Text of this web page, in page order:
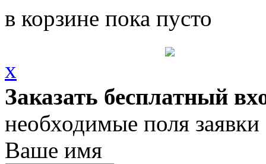
в корзине пока пусто
x
Заказать бесплатный
необходимые поля заявки
Ваше имя